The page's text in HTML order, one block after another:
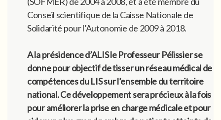
Conseil scientifique de la Caisse Nationale de
Solidarité pour l’Autonomie de 2009 à 2018.
A la présidence d’ALIS le Professeur Pélissier se
donne pour objectif de tisser un réseau médical de
compétences du LIS sur l’ensemble du territoire
national. Ce développement sera précieux à la fois
pour améliorer la prise en charge médicale et pour